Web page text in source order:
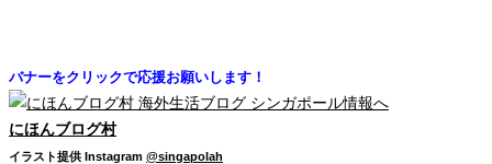
バナーをクリックで応援お願いします！
にほんブログ村
イラスト提供 Instagram @singapolah